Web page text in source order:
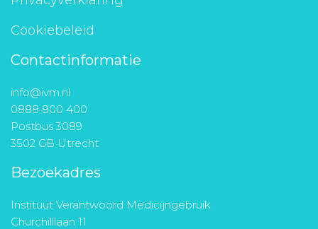
Cookiebeleid
Contactinformatie
info@ivm.nl
0888 800 400
Postbus 3089
3502 GB Utrecht
Bezoekadres
Instituut Verantwoord Medicijngebruik
Churchilllaan 11